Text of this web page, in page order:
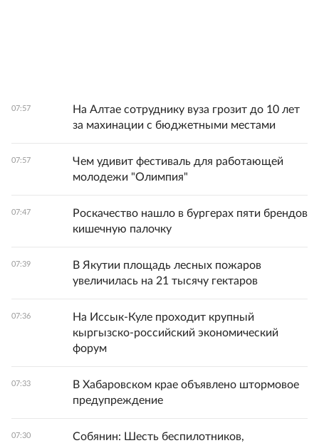
07:57
На Алтае сотруднику вуза грозит до 10 лет
за махинации с бюджетными местами
07:57
Чем удивит фестиваль для работающей
молодежи "Олимпия"
07:47
Роскачество нашло в бургерах пяти брендов
кишечную палочку
07:39
В Якутии площадь лесных пожаров
увеличилась на 21 тысячу гектаров
07:36
На Иссык-Куле проходит крупный
кыргызско-российский экономический
форум
07:33
В Хабаровском крае объявлено штормовое
предупреждение
07:30
Собянин: Шесть беспилотников,